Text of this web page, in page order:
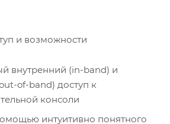
и возможности
внутренний (in-band) и
of-band) доступ к
консоли
интуитивно понятного